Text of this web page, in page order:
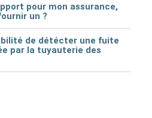
pour mon assurance,
un ?
de détécter une fuite
par la tuyauterie des